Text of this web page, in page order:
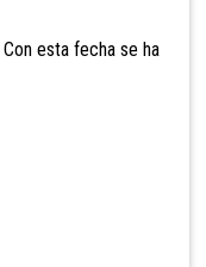
esta fecha se ha